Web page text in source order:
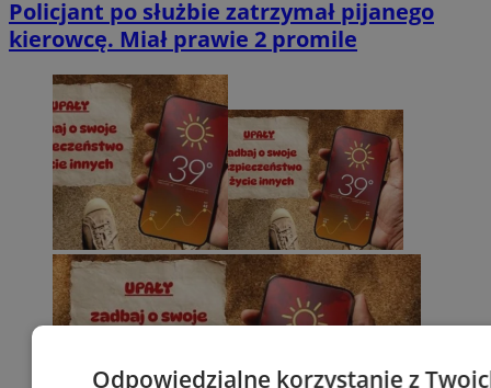
Policjant po służbie zatrzymał pijanego
kierowcę. Miał prawie 2 promile
Odpowiedzialne korzystanie z